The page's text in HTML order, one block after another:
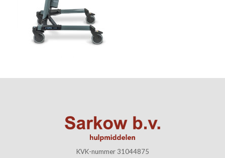
KVK-nummer 31044875